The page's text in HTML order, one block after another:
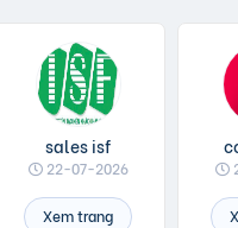
sales isf
22-07-2026
Xem trang